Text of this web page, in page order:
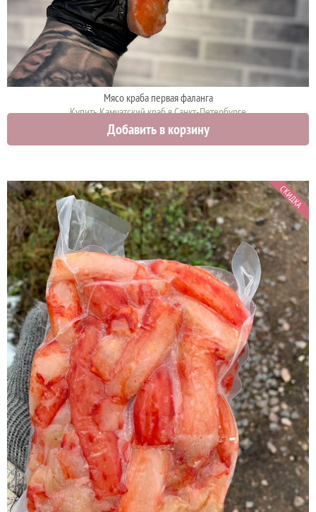
Мясо краба первая фаланга
Купить Камчатский краб в Санкт-Петербурге
5300 руб.
Добавить в корзину
СКИДКА